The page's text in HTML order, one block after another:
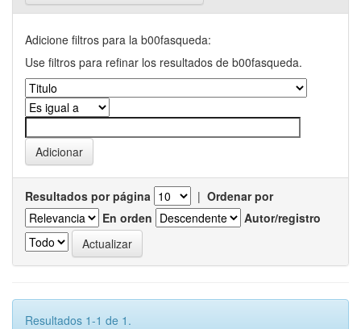
Adicione filtros para la b00fasqueda:
Use filtros para refinar los resultados de b00fasqueda.
Resultados por página | Ordenar por
En orden
Autor/registro
Resultados 1-1 de 1.